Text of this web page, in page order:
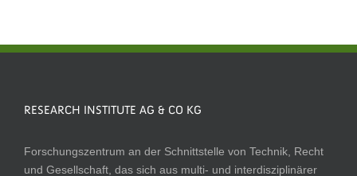
RESEARCH INSTITUTE AG & CO KG
Forschungszentrum an der Schnittstelle von Technik, Recht
und Gesellschaft, das sich aus multi- und interdisziplinärer